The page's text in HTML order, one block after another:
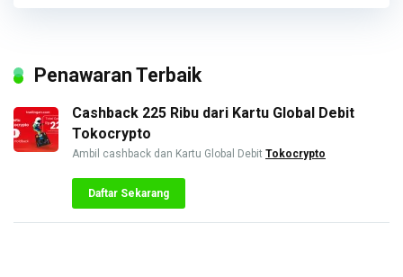
Penawaran Terbaik
Cashback 225 Ribu dari Kartu Global Debit
Tokocrypto
Ambil cashback dan Kartu Global Debit Tokocrypto
Daftar Sekarang